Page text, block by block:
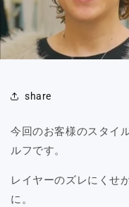
share
今回のお客様のスタイ
ルフです。
レイヤーのズレにくせ
に。